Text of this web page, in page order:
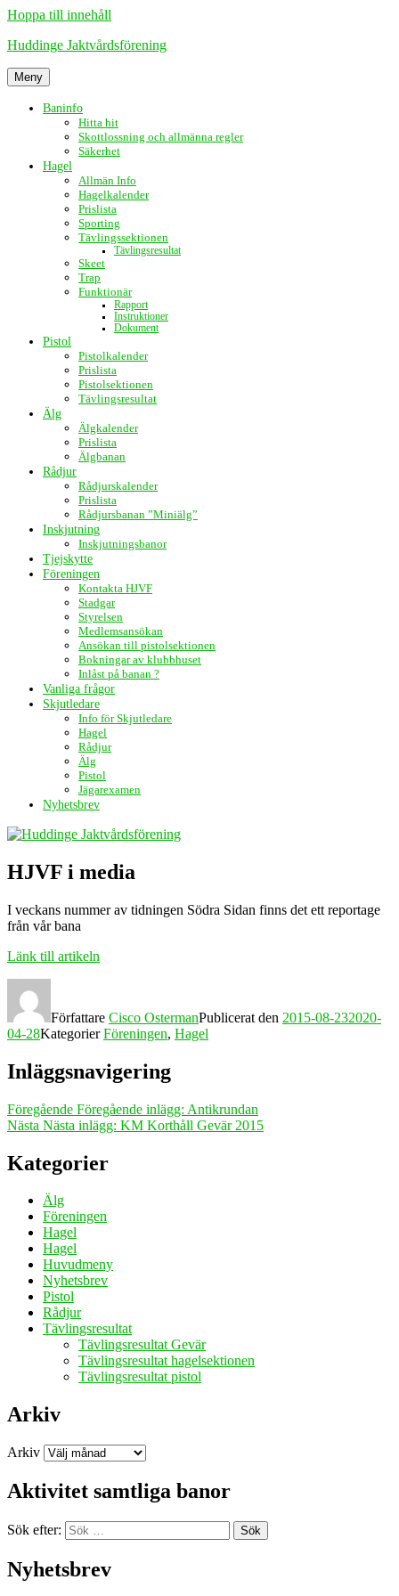
Hoppa till innehåll
Huddinge Jaktvårdsförening
Meny
Baninfo
Hitta hit
Skottlossning och allmänna regler
Säkerhet
Hagel
Allmän Info
Hagelkalender
Prislista
Sporting
Tävlingssektionen
Tävlingsresultat
Skeet
Trap
Funktionär
Rapport
Instruktioner
Dokument
Pistol
Pistolkalender
Prislista
Pistolsektionen
Tävlingsresultat
Älg
Älgkalender
Prislista
Älgbanan
Rådjur
Rådjurskalender
Prislista
Rådjursbanan ”Miniälg”
Inskjutning
Inskjutningsbanor
Tjejskytte
Föreningen
Kontakta HJVF
Stadgar
Styrelsen
Medlemsansökan
Ansökan till pistolsektionen
Bokningar av klubbhuset
Inlåst på banan ?
Vanliga frågor
Skjutledare
Info för Skjutledare
Hagel
Rådjur
Älg
Pistol
Jägarexamen
Nyhetsbrev
HJVF i media
I veckans nummer av tidningen Södra Sidan finns det ett reportage
från vår bana
Länk till artikeln
Författare Cisco OstermanPublicerat den 2015-08-232020-
04-28KategorierFöreningen, Hagel
Inläggsnavigering
Föregående Föregående inlägg: Antikrundan
Nästa Nästa inlägg: KM Korthåll Gevär 2015
Kategorier
Älg
Föreningen
Hagel
Hagel
Huvudmeny
Nyhetsbrev
Pistol
Rådjur
Tävlingsresultat
Tävlingsresultat Gevär
Tävlingsresultat hagelsektionen
Tävlingsresultat pistol
Arkiv
Arkiv
Aktivitet samtliga banor
Sök efter: Sök
Nyhetsbrev